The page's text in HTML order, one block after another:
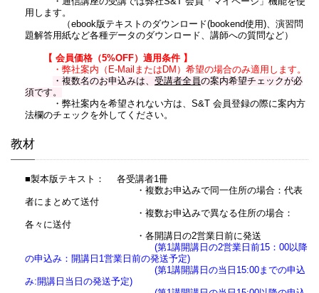
用します。
（ebook版テキストのダウンロード(bookend使用)、演習問
題解答用紙など各種データのダウンロード、講師への質問など）
【 会員価格（5%OFF）適用条件 】
・弊社案内（E-MailまたはDM）希望の場合のみ適用します。
・複数名のお申込みは、 受講者全員の案内希望チェックが必
須です。
・弊社案内を希望されない方は、S&T 会員登録の際に案内方
法欄のチェックを外してください。
教材
■製本版テキスト： 各受講者1冊
・複数お申込みで同一住所の場合：代表
者にまとめて送付
・複数お申込みで異なる住所の場合：
各々に送付
・各開講日の2営業日前に発送
(第1講開講日の2営業日前15：00以降
の申込み：開講日1営業日前の発送予定)
(第1講開講日の当日15:00までの申込
み:開講日当日の発送予定)